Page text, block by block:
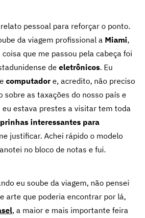
pessoal para reforçar o ponto.
da viagem profissional a Miami,
que me passou pela cabeça foi
de eletrônicos. Eu
computadore, acredito, não preciso
sobre as taxações do nosso país e
eu estava prestes a visitar tem toda
interessantes para
justificar. Achei rápido o modelo
no bloco de notas e fui.
eu soube da viagem, não pensei
arte que poderia encontrar por lá,
, a maior e mais importante feira